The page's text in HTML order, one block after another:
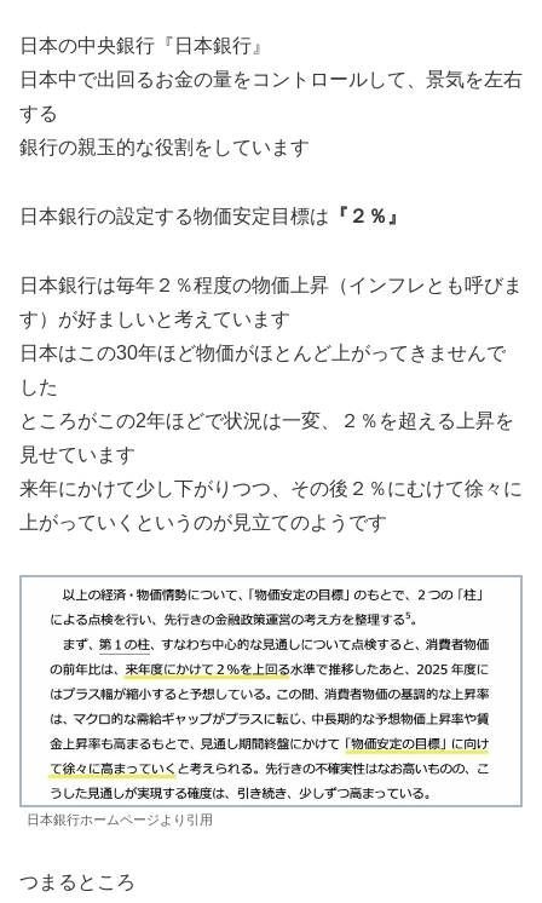
日本の中央銀行『日本銀行』
日本中で出回るお金の量をコントロールして、景気を左右
する
銀行の親玉的な役割をしています
日本銀行の設定する物価安定目標は 『２％』
日本銀行は毎年２％程度の物価上昇（インフレとも呼びま
す）が好ましいと考えています
日本はこの30年ほど物価がほとんど上がってきませんで
した
ところがこの2年ほどで状況は一変、２％を超える上昇を
見せています
来年にかけて少し下がりつつ、その後２％にむけて徐々に
上がっていくというのが見立てのようです
日本銀行ホームページより引用
つまるところ